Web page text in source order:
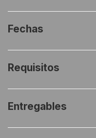
Fechas
Requisitos
Entregables